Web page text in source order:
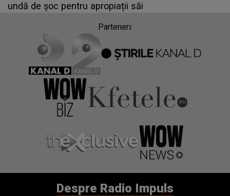
undă de șoc pentru apropiații săi
Parteneri:
Despre Radio Impuls